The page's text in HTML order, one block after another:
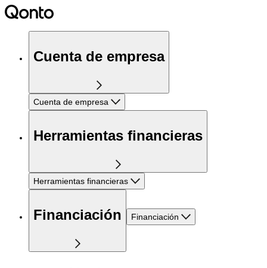
Cuenta de empresa
Cuenta de empresa
Herramientas financieras
Herramientas financieras
Financiación Financiación